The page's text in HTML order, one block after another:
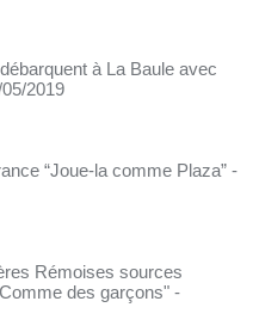
à La Baule avec
2019
“Joue-la comme Plaza” -
Rémoises sources
des garçons" -